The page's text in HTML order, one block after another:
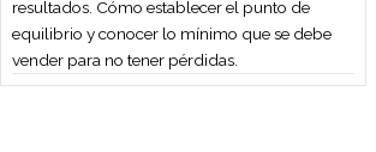
Estimación de ventas. Proyección de
resultados. Cómo establecer el punto de
equilibrio y conocer lo mínimo que se